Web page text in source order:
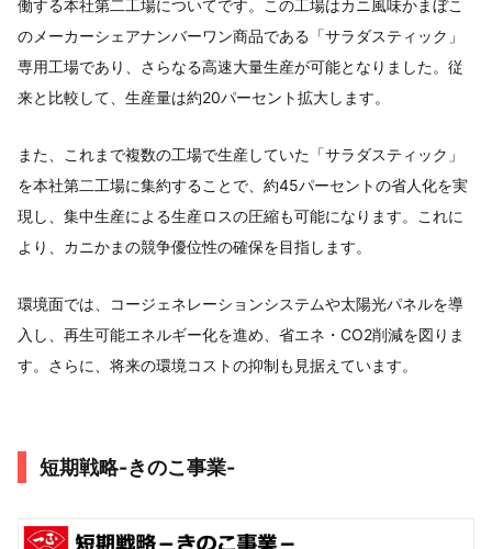
働する本社第二工場についてです。この工場はカニ風味かまぼこ
のメーカーシェアナンバーワン商品である「サラダスティック」
専用工場であり、さらなる高速大量生産が可能となりました。従
来と比較して、生産量は約20パーセント拡大します。
また、これまで複数の工場で生産していた「サラダスティック」
を本社第二工場に集約することで、約45パーセントの省人化を実
現し、集中生産による生産ロスの圧縮も可能になります。これに
より、カニかまの競争優位性の確保を目指します。
環境面では、コージェネレーションシステムや太陽光パネルを導
入し、再生可能エネルギー化を進め、省エネ・CO2削減を図りま
す。さらに、将来の環境コストの抑制も見据えています。
短期戦略-きのこ事業-